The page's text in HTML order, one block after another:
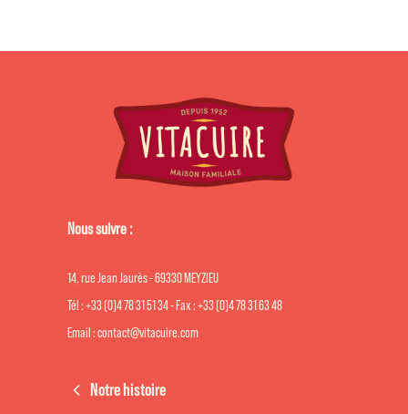
Nous suivre :
14, rue Jean Jaurès - 69330 MEYZIEU
Tél : +33 (0)4 78 31 51 34 - Fax : +33 (0)4 78 31 63 48
Email : contact@vitacuire.com
Notre histoire